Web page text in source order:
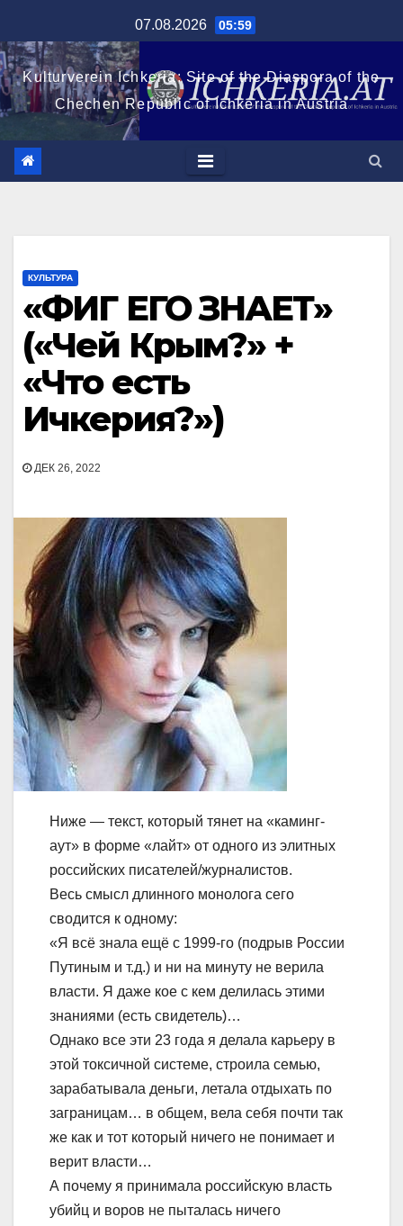
к
содержимому
07.08.2026 05:59
Kulturverein Ichkeria: Site of the Diaspora of the
Chechen Republic of Ichkeria in Austria
КУЛЬТУРА
«ФИГ ЕГО ЗНАЕТ»
(«Чей Крым?» +
«Что есть
Ичкерия?»)
ДЕК 26, 2022
Ниже — текст, который тянет на «каминг-
аут» в форме «лайт» от одного из элитных
российских писателей/журналистов.
Весь смысл длинного монолога сего
сводится к одному:
«Я всё знала ещё с 1999-го (подрыв России
Путиным и т.д.) и ни на минуту не верила
власти. Я даже кое с кем делилась этими
знаниями (есть свидетель)…
Однако все эти 23 года я делала карьеру в
этой токсичной системе, строила семью,
зарабатывала деньги, летала отдыхать по
заграницам… в общем, вела себя почти так
же как и тот который ничего не понимает и
верит власти…
А почему я принимала российскую власть
убийц и воров не пыталась ничего